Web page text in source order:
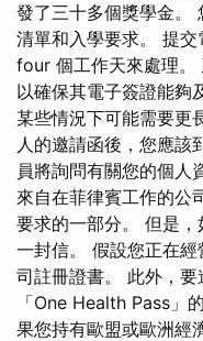
發了三十多個獎學金。
清單和入學要求。 提
four 個工作天來處理。
以確保其電子簽證能夠
某些情況下可能需要更
人的邀請函後，您應該
員將詢問有關您的個人
來自在菲律賓工作的公
要求的一部分。 但是
一封信。 假設您正在
司註冊證書。 此外，
「One Health Pass」
果您持有歐盟或歐洲經